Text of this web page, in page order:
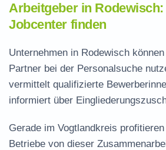
Arbeitgeber in
Jobcenter finden
Unternehmen in Rodewisch
Partner bei der Personalsuche
vermittelt qualifizierte
informiert über
Gerade im Vogtlandkreis
Betriebe von dieser